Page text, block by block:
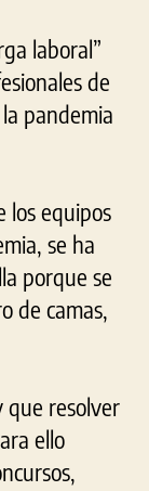
laboral”
de
pandemia
los equipos
se ha
porque se
de camas,
que resolver
ello